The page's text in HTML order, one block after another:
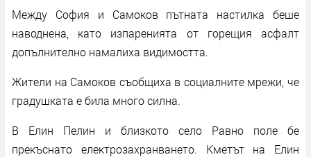
Между София и Самоков пътната настилка беше
наводнена, като изпаренията от горещия асфалт
допълнително намалиха видимостта.
Жители на Самоков съобщиха в социалните мрежи, че
градушката е била много силна.
В Елин Пелин и близкото село Равно поле бе
прекъснато електрозахранването. Кметът на Елин